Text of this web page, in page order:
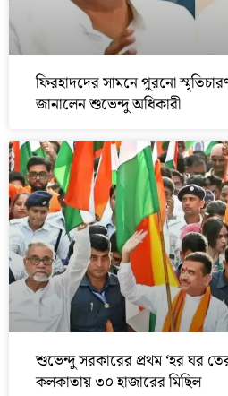
ফিরহাদদের সামনে পুরনো
জানালেন শুভেন্দু অধিকারী
শুভেন্দু সরকারের প্রথম ‘হর ঘর
কলকাতায় ৩০ হাজারের মিছিল